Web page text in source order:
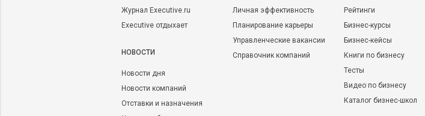
Журнал Executive.ru
Executive отдыхает
НОВОСТИ
Новости дня
Новости компаний
Отставки и назначения
Личная эффективность
Планирование карьеры
Управленческие вакансии
Справочник компаний
Рейтинги
Бизнес-курсы
Бизнес-кейсы
Книги по бизнесу
Тесты
Видео по бизнесу
Каталог бизнес-школ